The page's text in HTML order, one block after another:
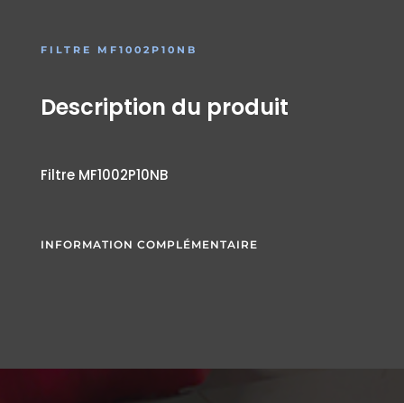
FILTRE MF1002P10NB
Description du produit
Filtre MF1002P10NB
INFORMATION COMPLÉMENTAIRE